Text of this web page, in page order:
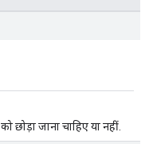
छोड़ा जाना चाहिए या नहीं.